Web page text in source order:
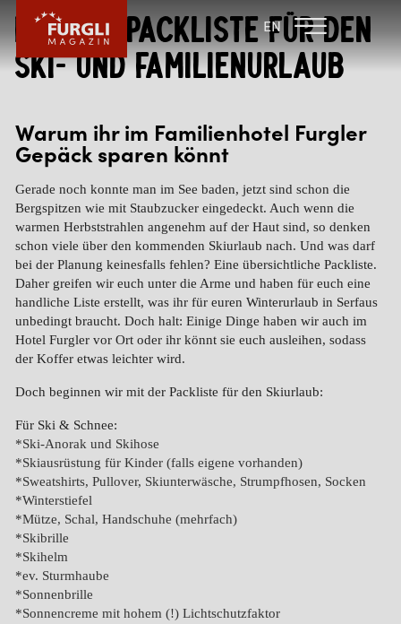
EN
FAMILIENHOTEL
FURGLER
FAMILIENHOTEL
POST
KINDER
SOMMER
WINTER
Furglis Packliste für den
Ski- und Familienurlaub
Warum ihr im Familienhotel Furgler
Gepäck sparen könnt
Gerade noch konnte man im See baden, jetzt sind schon die
Bergspitzen wie mit Staubzucker eingedeckt. Auch wenn die
warmen Herbststrahlen angenehm auf der Haut sind, so denken
schon viele über den kommenden Skiurlaub nach. Und was darf
bei der Planung keinesfalls fehlen? Eine übersichtliche Packliste.
Daher greifen wir euch unter die Arme und haben für euch eine
handliche Liste erstellt, was ihr für euren Winterurlaub in Serfaus
unbedingt braucht. Doch halt: Einige Dinge haben wir auch im
Hotel Furgler vor Ort oder ihr könnt sie euch ausleihen, sodass
der Koffer etwas leichter wird.
Doch beginnen wir mit der Packliste für den Skiurlaub:
Für Ski & Schnee:
Ski-Anorak und Skihose
Skiausrüstung für Kinder (falls eigene vorhanden)
Sweatshirts, Pullover, Skiunterwäsche, Strumpfhosen, Socken
Winterstiefel
Mütze, Schal, Handschuhe (mehrfach)
Skibrille
Skihelm
ev. Sturmhaube
Sonnenbrille
Sonnencreme mit hohem (!) Lichtschutzfaktor